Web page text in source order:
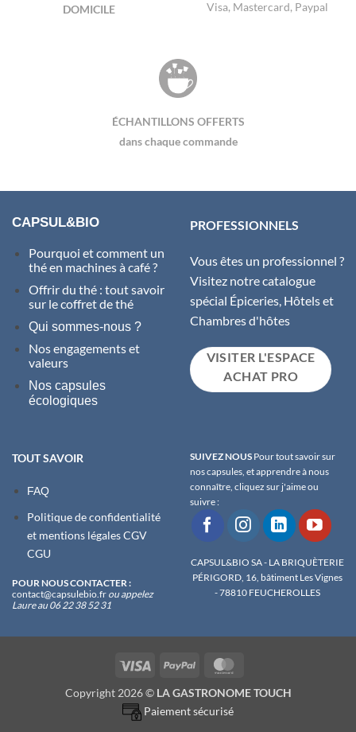
DOMICILE
Visa, Mastercard, Paypal
ÉCHANTILLONS OFFERTS
dans chaque commande
CAPSUL&BIO
Pourquoi et comment un
thé en machines à café ?
Offrir du thé : tout savoir
sur le coffret de thé
Qui sommes-nous ?
Nos engagements et
valeurs
Nos capsules
écologiques
PROFESSIONNELS
Vous êtes un professionnel ?
Visitez notre catalogue
spécial Épiceries, Hôtels et
Chambres d'hôtes
VISITER L'ESPACE
ACHAT PRO
TOUT SAVOIR
FAQ
Politique de confidentialité
et mentions légalesCGV
CGU
POUR NOUS CONTACTER :
contact@capsulebio.fr ou appelez
Laure au 06 22 38 52 31
SUIVEZ NOUS Pour tout savoir sur
nos capsules, et apprendre à nous
connaître, cliquez sur j'aime ou
suivre :
CAPSUL&BIO SA - LA BRIQUÈTERIE
PÉRIGORD, 16, bâtiment Les Vignes
- 78810 FEUCHEROLLES
Visa PayPal
Copyright 2026 © LA GASTRONOME TOUCH
Paiement sécurisé